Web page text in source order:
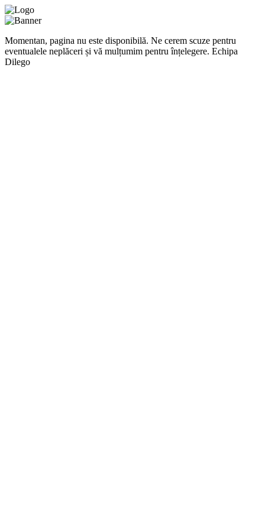
Momentan, pagina nu este disponibilă. Ne cerem scuze pentru
eventualele neplăceri și vă mulțumim pentru înțelegere. Echipa
Dilego